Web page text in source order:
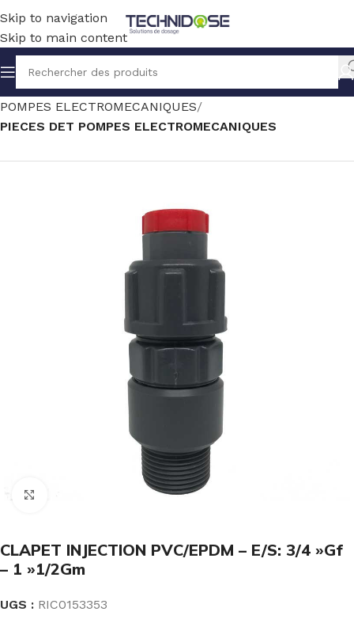
Skip to navigation
Skip to main content
Accueil TRAITEMENT EAU DOSAGE
POMPES ELECTROMECANIQUES
PIECES DET POMPES ELECTROMECANIQUES
CLAPET INJECTION PVC/EPDM – E/S: 3/4 »Gf
– 1 »1/2Gm
UGS : RIC0153353